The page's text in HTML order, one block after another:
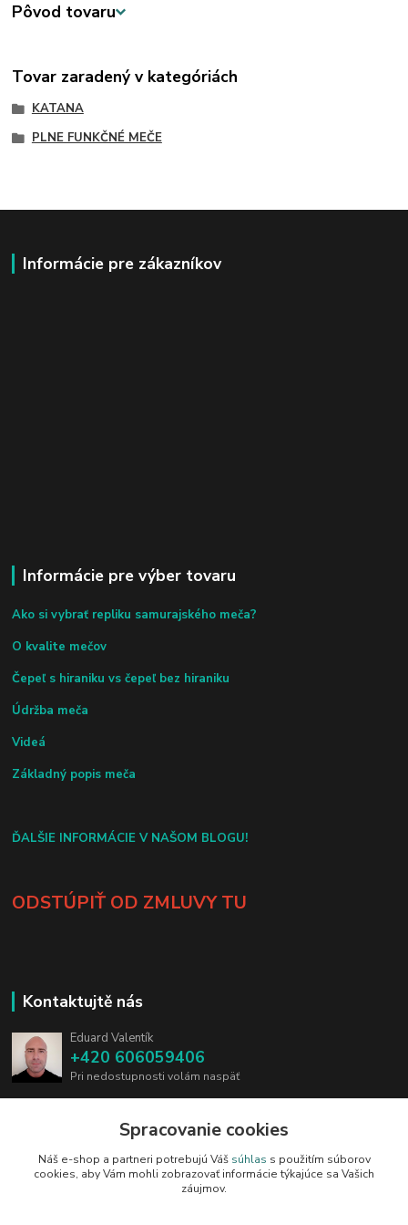
Pôvod tovaru
Tovar zaradený v kategóriách
KATANA
PLNE FUNKČNÉ MEČE
Informácie pre zákazníkov
Informácie pre výber tovaru
Ako si vybrať repliku samurajského meča?
O kvalite mečov
Čepeľ s hiraniku vs čepeľ bez hiraniku
Údržba meča
Videá
Základný popis meča
ĎALŠIE INFORMÁCIE V NAŠOM BLOGU!
ODSTÚPIŤ OD ZMLUVY TU
Kontaktujtě nás
Eduard Valentík
+420 606059406
Pri nedostupnosti volám naspäť
Spracovanie cookies
Náš e-shop a partneri potrebujú Váš súhlas s použitím súborov
cookies, aby Vám mohli zobrazovať informácie týkajúce sa Vašich
záujmov.